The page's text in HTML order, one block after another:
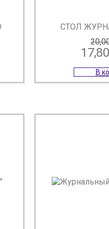
СТОЛ
В